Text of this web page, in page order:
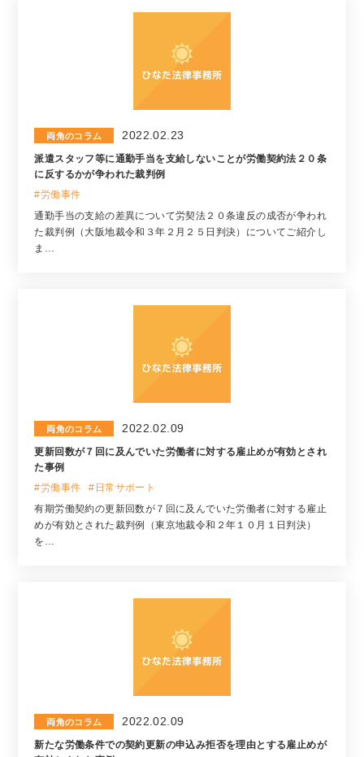
両角のコラム 2022.02.23
派遣スタッフ等に通勤手当を支給しないことが労働契約法２０条
に反するかが争われた裁判例
#労働事件
通勤手当の支給の差異について労契法２０条違反の成否が争われ
た裁判例（大阪地裁令和３年２月２５日判決）についてご紹介し
ま…
両角のコラム 2022.02.09
更新回数が７回に及んでいた労働者に対する雇止めが有効とされ
た事例
#労働事件
#日常サポート
有期労働契約の更新回数が７回に及んでいた労働者に対する雇止
めが有効とされた裁判例（東京地裁令和２年１０月１日判決）
を…
両角のコラム 2022.02.09
新たな労働条件での契約更新の申込み拒否を理由とする雇止めが